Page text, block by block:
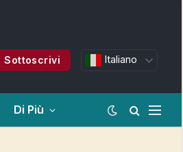
Sottoscrivi Italiano
Di Più